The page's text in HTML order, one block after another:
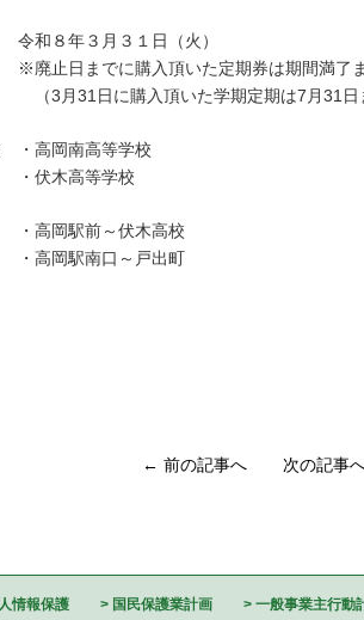
８年３月３１日（火）
に購入頂いた定期券は期間満了まで
購入頂いた学期定期は7月31日まで
・高岡南高等学校
等学校
高岡駅前～伏木高校
南口～戸出町
← 前の記事へ 次の記事
情報保護 国民保護業計画 一般事業主行動